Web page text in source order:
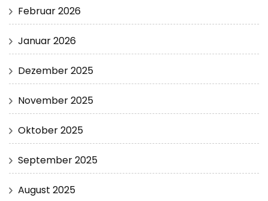
Februar 2026
Januar 2026
Dezember 2025
November 2025
Oktober 2025
September 2025
August 2025